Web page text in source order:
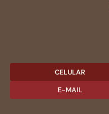
CELULAR
E-MAIL